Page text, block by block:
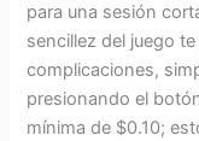
para una sesión
sencillez del juego
complicaciones,
presionando el
mínima de $0.10;